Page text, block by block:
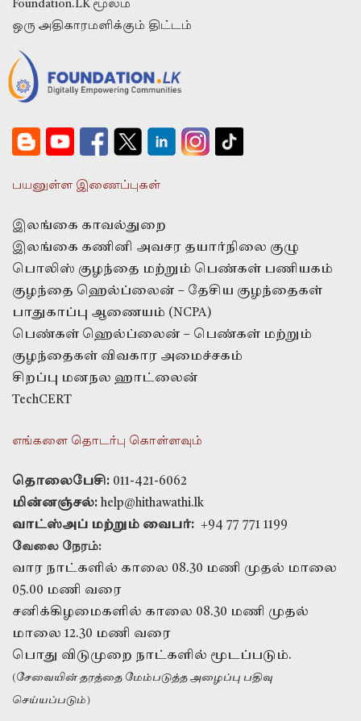
Foundation.LK மூலம்
ஒரு அதிகாரமளிக்கும் திட்டம்
பயனுள்ள இணைப்புகள்
இலங்கை காவல்துறை
இலங்கை கணினி அவசர தயார்நிலை குழு
பொலிஸ் குழந்தை மற்றும் பெண்கள் பணியகம்
குழந்தை ஹெல்ப்லைன் – தேசிய குழந்தைகள்
பாதுகாப்பு ஆணையம் (NCPA)
பெண்கள் ஹெல்ப்லைன் – பெண்கள் மற்றும்
குழந்தைகள் விவகார அமைச்சகம்
சிறப்பு மனநல ஹாட்லைன்
TechCERT
எங்களை தொடர்பு கொள்ளவும்
தொலைபேசி: 011-421-6062
மின்னஞ்சல்: help@hithawathi.lk
வாட்ஸ்அப் மற்றும் வைபர்: +94 77 771 1199
வேலை நேரம்:
வார நாட்களில் காலை 08.30 மணி முதல் மாலை
05.00 மணி வரை
சனிக்கிழமைகளில் காலை 08.30 மணி முதல்
மாலை 12.30 மணி வரை
பொது விடுமுறை நாட்களில் மூடப்படும்.
(சேவையின் தரத்தை மேம்படுத்த அழைப்பு பதிவு
செய்யப்படும்)